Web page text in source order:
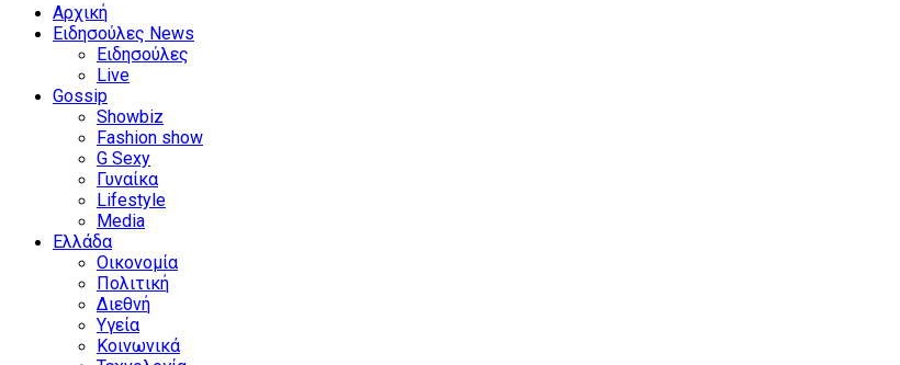
Αρχική
Ειδησούλες News
Ειδησούλες
Live
Gossip
Showbiz
Fashion show
G Sexy
Γυναίκα
Lifestyle
Media
Ελλάδα
Οικονομία
Πολιτική
Διεθνή
Υγεία
Κοινωνικά